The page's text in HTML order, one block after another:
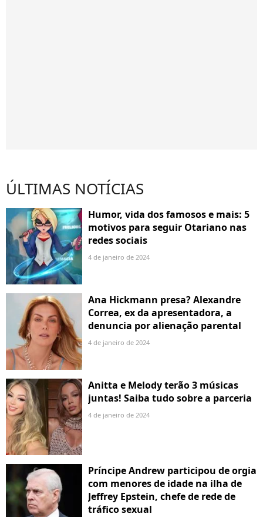
ÚLTIMAS NOTÍCIAS
Humor, vida dos famosos e mais: 5
motivos para seguir Otariano nas
redes sociais
4 de janeiro de 2024
Ana Hickmann presa? Alexandre
Correa, ex da apresentadora, a
denuncia por alienação parental
4 de janeiro de 2024
Anitta e Melody terão 3 músicas
juntas! Saiba tudo sobre a parceria
4 de janeiro de 2024
Príncipe Andrew participou de orgia
com menores de idade na ilha de
Jeffrey Epstein, chefe de rede de
tráfico sexual